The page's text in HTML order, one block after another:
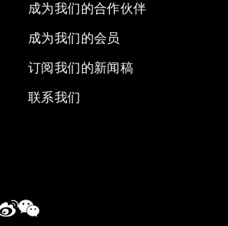
成为我们的合作伙伴
成为我们的会员
订阅我们的新闻稿
联系我们